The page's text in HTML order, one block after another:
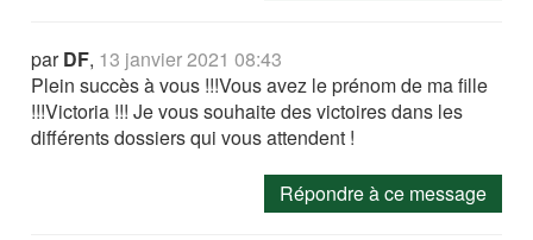
parDF, 13 janvier 2021 08:43
Plein succès à vous !!!Vous avez le prénom de ma fille
!!!Victoria !!! Je vous souhaite des victoires dans les
différents dossiers qui vous attendent !
Répondre à ce message